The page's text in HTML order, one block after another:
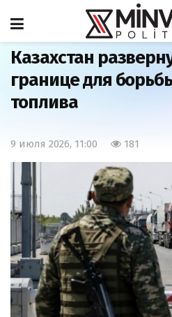
Главная
Казахстан
границе для
топлива
9 июля 2026, 11:00 181